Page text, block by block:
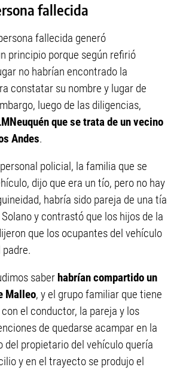
fallecida
fallecida generó
principio porque según refirió
no habrían encontrado la
constatar su nombre y lugar de
luego de las diligencias,
que se trata de un vecino
Andes.
policial, la familia que se
dijo que era un tío, pero no hay
habría sido pareja de una tía
y contrastó que los hijos de la
que los ocupantes del vehículo
saberhabrían compartido un
Malleo, y el grupo familiar que tiene
el conductor, la pareja y los
de quedarse acampar en la
del propietario del vehículo quería
y en el trayecto se produjo el